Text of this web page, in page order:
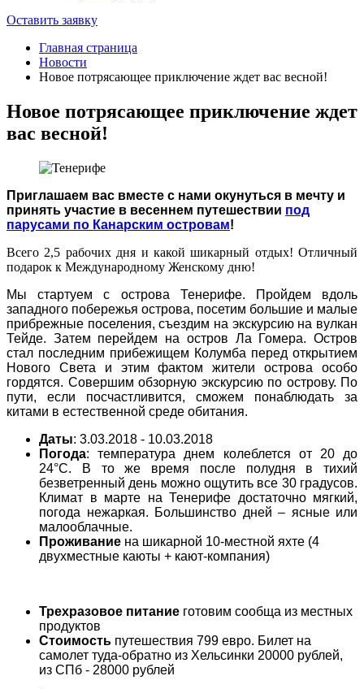
Оставить заявку
Главная страница
Новости
Новое потрясающее приключение ждет вас весной!
Новое потрясающее приключение ждет
вас весной!
Приглашаем вас вместе с нами окунуться в мечту и
принять участие в весеннем путешествии под
парусами по Канарским островам!
Всего 2,5 рабочих дня и какой шикарный отдых! Отличный
подарок к Международному Женскому дню!
Мы стартуем с острова Тенерифе. Пройдем вдоль
западного побережья острова, посетим большие и малые
прибрежные поселения, съездим на экскурсию на вулкан
Тейде. Затем перейдем на остров Ла Гомера. Остров
стал последним прибежищем Колумба перед открытием
Нового Света и этим фактом жители острова особо
гордятся. Совершим обзорную экскурсию по острову. По
пути, если посчастливится, сможем понаблюдать за
китами в естественной среде обитания.
Даты: 3.03.2018 - 10.03.2018
Погода: температура днем колеблется от 20 до
24°С. В то же время после полудня в тихий
безветренный день можно ощутить все 30 градусов.
Климат в марте на Тенерифе достаточно мягкий,
погода нежаркая. Большинство дней – ясные или
малооблачные.
Проживание на шикарной 10-местной яхте (4
двухместные каюты + кают-компания)
Трехразовое питание готовим сообща из местных
продуктов
Стоимость путешествия 799 евро. Билет на
самолет туда-обратно из Хельсинки 20000 рублей,
из СПб - 28000 рублей